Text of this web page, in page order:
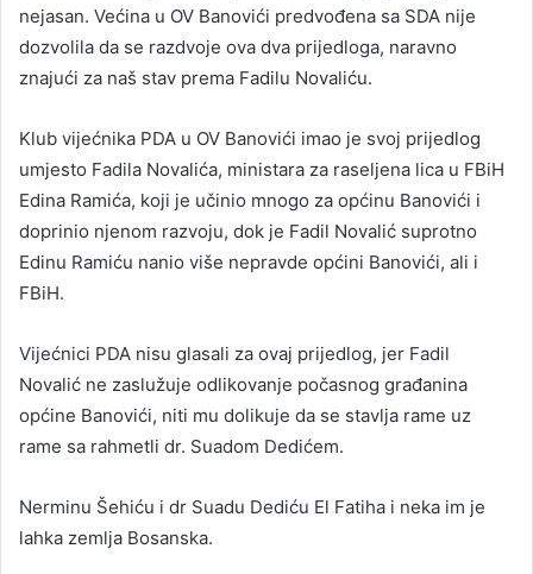
nejasan. Većina u OV Banovići predvođena sa SDA nije
dozvolila da se razdvoje ova dva prijedloga, naravno
znajući za naš stav prema Fadilu Novaliću.
Klub vijećnika PDA u OV Banovići imao je svoj prijedlog
umjesto Fadila Novalića, ministara za raseljena lica u FBiH
Edina Ramića, koji je učinio mnogo za općinu Banovići i
doprinio njenom razvoju, dok je Fadil Novalić suprotno
Edinu Ramiću nanio više nepravde općini Banovići, ali i
FBiH.
Vijećnici PDA nisu glasali za ovaj prijedlog, jer Fadil
Novalić ne zaslužuje odlikovanje počasnog građanina
općine Banovići, niti mu dolikuje da se stavlja rame uz
rame sa rahmetli dr. Suadom Dedićem.
Nerminu Šehiću i dr Suadu Dediću El Fatiha i neka im je
lahka zemlja Bosanska.